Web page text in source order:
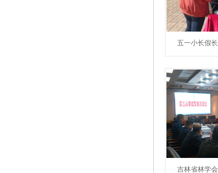
五一小长假
吉林省林学